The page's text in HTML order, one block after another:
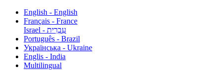
English - English
Français - France
עִבְרִית - Israel
Português - Brazil
Українська - Ukraine
Englis - India
Multilingual